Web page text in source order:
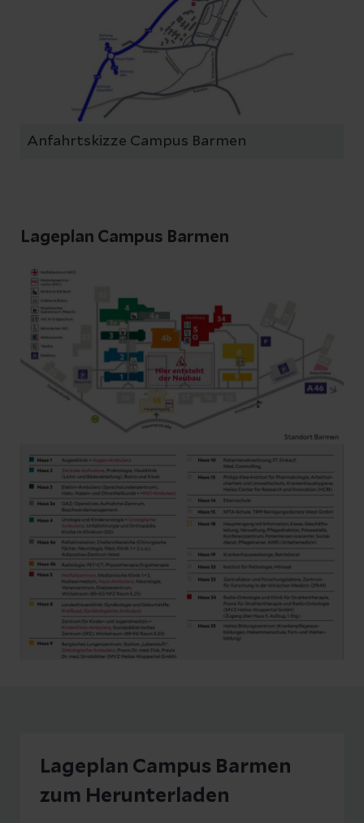
Anfahrtskizze Campus Barmen
Lageplan Campus Barmen
Lageplan Campus Barmen
zum Herunterladen